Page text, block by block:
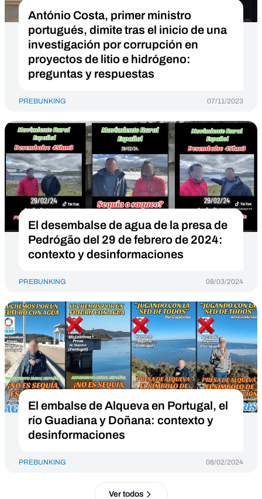
António Costa, primer ministro
portugués, dimite tras el inicio de una
investigación por corrupción en
proyectos de litio e hidrógeno:
preguntas y respuestas
PREBUNKING 07/11/2023
El desembalse de agua de la presa de
Pedrógão del 29 de febrero de 2024:
contexto y desinformaciones
PREBUNKING 08/03/2024
El embalse de Alqueva en Portugal, el
río Guadiana y Doñana: contexto y
desinformaciones
PREBUNKING 08/02/2024
Ver todos